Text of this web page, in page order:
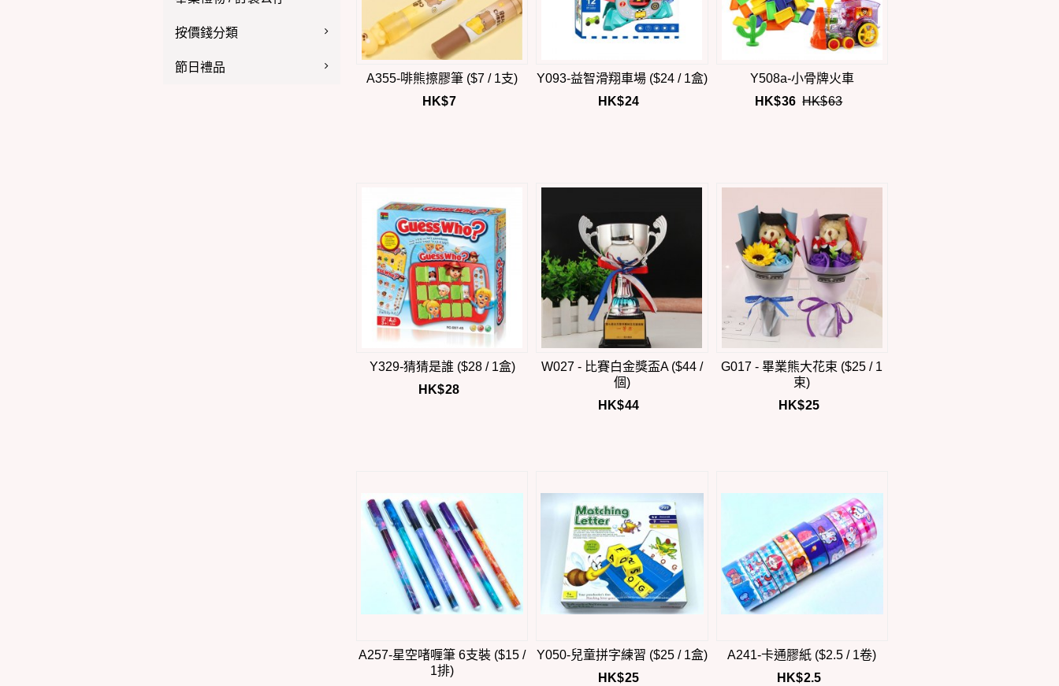
按價錢分類
節日禮品
A355-啡熊擦膠筆 ($7 / 1支)
HK$7
Y093-益智滑翔車場 ($24 / 1盒)
HK$24
Y508a-小骨牌火車
HK$36 HK$63
Y329-猜猜是誰 ($28 / 1盒)
HK$28
W027 - 比賽白金獎盃A ($44 /
個)
HK$44
G017 - 畢業熊大花束 ($25 / 1
束)
HK$25
A257-星空啫喱筆 6支裝 ($15 /
1排)
Y050-兒童拼字練習 ($25 / 1盒)
HK$25
A241-卡通膠紙 ($2.5 / 1卷)
HK$2.5